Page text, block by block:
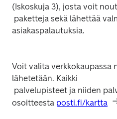
(Iskoskuja 3), josta voit
asiakaspalautuksia.
Voit valita verkkokaupassa
lähetetään. Kaikki
osoitteesta posti.fi/kartta